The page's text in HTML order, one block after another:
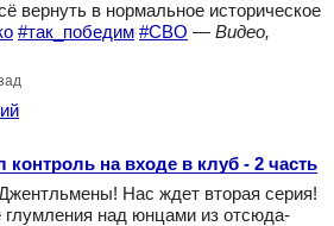
вернуть в нормальное историческое
#так_победим #СВО — Видео,
контроль на входе в клуб - 2 часть
Нас ждет вторая серия!
над юнцами из отсюда-